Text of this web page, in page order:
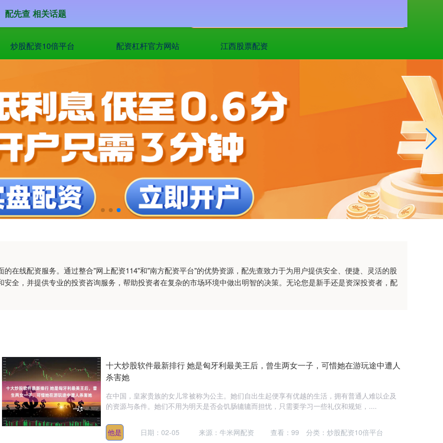
炒股配资10倍平台 配资杠杆官方网站 江西股票配资
在线配资服务。通过整合"网上配资114"和"南方配资平台"的优势资源，配先查致力于为用户提供安全、便捷、灵活的股
全，并提供专业的投资咨询服务，帮助投资者在复杂的市场环境中做出明智的决策。无论您是新手还是资深投资者，配
配先查 相关话题
十大炒股软件最新排行 她是匈牙利最美王后，曾生两女一子，可惜她在游玩途中遭人
杀害她
在中国，皇家贵族的女儿常被称为公主。她们自出生起便享有优越的生活，拥有普通人难以企及
的资源与条件。她们不用为明天是否会饥肠辘辘而担忧，只需要学习一些礼仪和规矩，....
他是 日期：02-05 来源：牛米网配资 查看：99 分类：炒股配资10倍平台